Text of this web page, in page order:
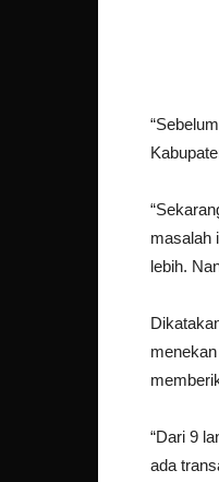
masalah
lebih.
“Dari 9
ada